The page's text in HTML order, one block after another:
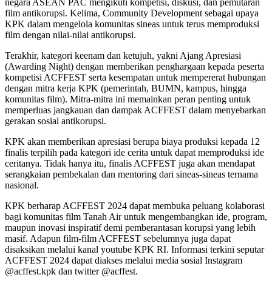
negara ASEAN PAC mengikuti kompetisi, diskusi, dan pemutaran
film antikorupsi. Kelima, Community Development sebagai upaya
KPK dalam mengelola komunitas sineas untuk terus memproduksi
film dengan nilai-nilai antikorupsi.
Terakhir, kategori keenam dan ketujuh, yakni Ajang Apresiasi
(Awarding Night) dengan memberikan penghargaan kepada peserta
kompetisi ACFFEST serta kesempatan untuk mempererat hubungan
dengan mitra kerja KPK (pemerintah, BUMN, kampus, hingga
komunitas film). Mitra-mitra ini memainkan peran penting untuk
memperluas jangkauan dan dampak ACFFEST dalam menyebarkan
gerakan sosial antikorupsi.
KPK akan memberikan apresiasi berupa biaya produksi kepada 12
finalis terpilih pada kategori ide cerita untuk dapat memproduksi ide
ceritanya. Tidak hanya itu, finalis ACFFEST juga akan mendapat
serangkaian pembekalan dan mentoring dari sineas-sineas ternama
nasional.
KPK berharap ACFFEST 2024 dapat membuka peluang kolaborasi
bagi komunitas film Tanah Air untuk mengembangkan ide, program,
maupun inovasi inspiratif demi pemberantasan korupsi yang lebih
masif. Adapun film-film ACFFEST sebelumnya juga dapat
disaksikan melalui kanal youtube KPK RI. Informasi terkini seputar
ACFFEST 2024 dapat diakses melalui media sosial Instagram
@acffest.kpk dan twitter @acffest.